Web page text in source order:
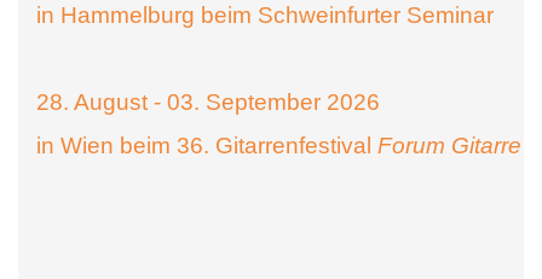
in Hammelburg beim Schweinfurter Seminar
28. August - 03. September 2026
in Wien beim 36. Gitarrenfestival Forum Gitarre